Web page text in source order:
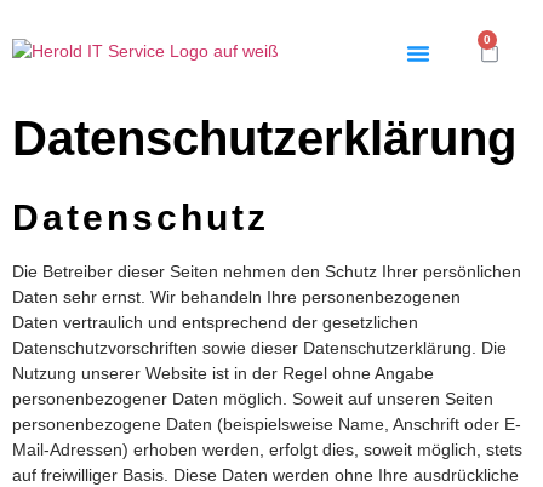
0
Datenschutzerklärung
Datenschutz
Die Betreiber dieser Seiten nehmen den Schutz Ihrer persönlichen
Daten sehr ernst. Wir behandeln Ihre personenbezogenen
Daten vertraulich und entsprechend der gesetzlichen
Datenschutzvorschriften sowie dieser Datenschutzerklärung. Die
Nutzung unserer Website ist in der Regel ohne Angabe
personenbezogener Daten möglich. Soweit auf unseren Seiten
personenbezogene Daten (beispielsweise Name, Anschrift oder E-
Mail-Adressen) erhoben werden, erfolgt dies, soweit möglich, stets
auf freiwilliger Basis. Diese Daten werden ohne Ihre ausdrückliche